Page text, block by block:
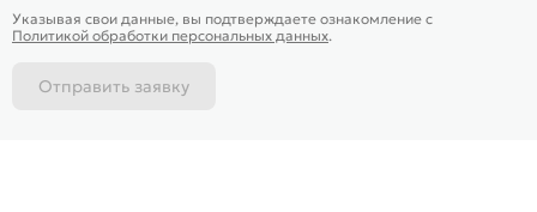
Доставимзавтра
Указывая свои данные, вы подтверждаете ознакомление c
Политикой обработки персональных данных.
Отправить заявку